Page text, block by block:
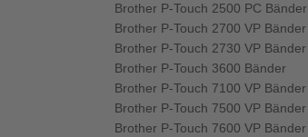
Brother P-Touch 2500 PC Bänder
Brother P-Touch 2700 VP Bänder
Brother P-Touch 2730 VP Bänder
Brother P-Touch 3600 Bänder
Brother P-Touch 7100 VP Bänder
Brother P-Touch 7500 VP Bänder
Brother P-Touch 7600 VP Bänder